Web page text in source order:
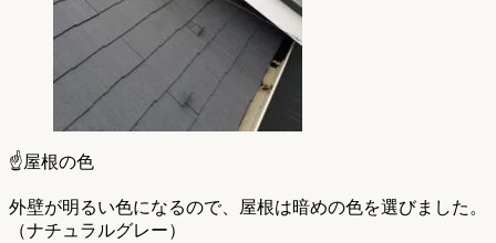
☝️屋根の色
外壁が明るい色になるので、屋根は暗めの色を選びました。
（ナチュラルグレー）